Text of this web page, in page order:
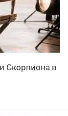
Скорпиона в